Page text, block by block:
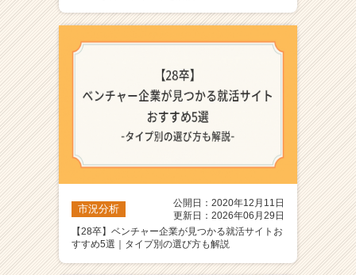
市況分析
公開日：2020年12月11日
更新日：2026年06月29日
【28卒】ベンチャー企業が見つかる就活サイトお
すすめ5選｜タイプ別の選び方も解説